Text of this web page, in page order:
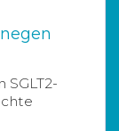
SGLT2-